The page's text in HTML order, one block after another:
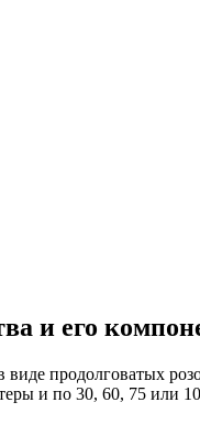
и его
продолговатых
и по 30, 60, 75 или